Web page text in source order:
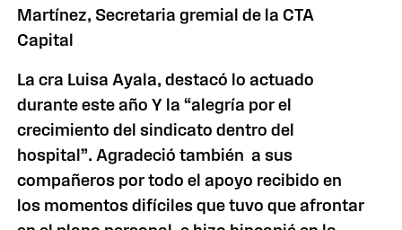
Martínez, Secretaria gremial de la CTA
Capital
La cra Luisa Ayala, destacó lo actuado
durante este año Y la “alegría por el
crecimiento del sindicato dentro del
hospital”. Agradeció también a sus
compañeros por todo el apoyo recibido en
los momentos difíciles que tuvo que afrontar